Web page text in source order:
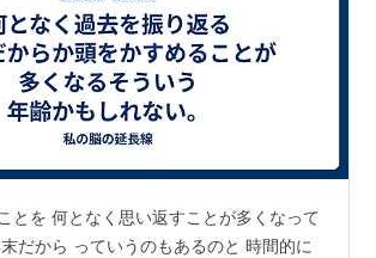
とを 何となく思い返すことが多くなって
だから っていうのもあるのと 時間的に